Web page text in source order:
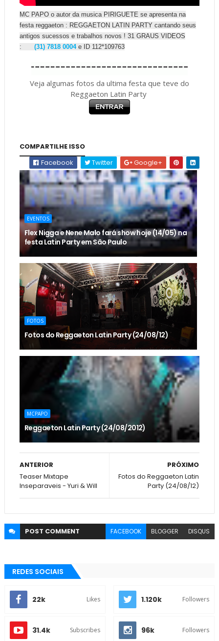
MC PAPO o autor da musica PIRIGUETE se apresenta na
festa reggaeton : REGGAETON LATIN PARTY cantando seus
antigos sucessos e trabalhos novos ! 31 GRAUS VIDEOS
:
(31) 7818 0004e ID 112*109763
Veja algumas fotos da ultima festa que teve do
Reggaeton Latin Party
COMPARTILHE ISSO
Facebook
Twitter Google+
EVENTOS
Flex Nigga e Nene Malo fará show hoje (14/05) na
festa Latin Party em São Paulo
FOTOS
Fotos do Reggaeton Latin Party (24/08/12)
MCPAPO
Reggaeton Latin Party (24/08/2012)
PRÓXIMO
Fotos do Reggaeton Latin
Party (24/08/12)
ANTERIOR
Teaser Mixtape
Inseparaveis - Yuri & Will
POST COMMENT FACEBOOK BLOGGER DISQUS
REDES SOCIAIS
22k Likes 1.120k Followers
31.4k Subscribes 96k Followers